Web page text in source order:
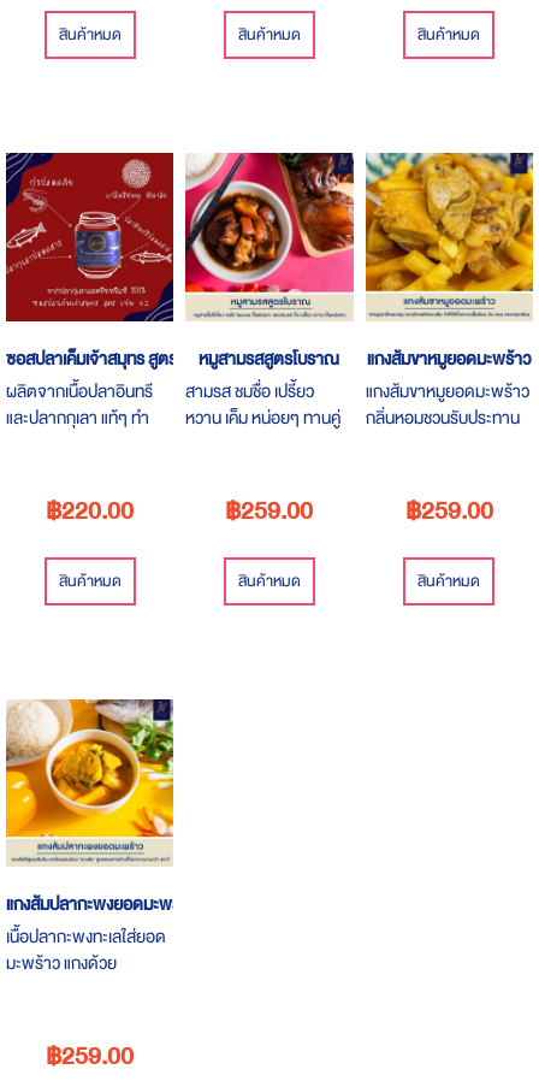
สินค้าหมด สินค้าหมด สินค้าหมด
ซอสปลาเค็มเจ้าสมุทร สูตรออริจินัล
ผลิตจากเนื้อปลาอินทรี
และปลากกุเลา แท้ๆ ทำ
รสชาติอร่อย กลมกล่อม
฿220.00
สินค้าหมด
หมูสามรสสูตรโบราณ
สามรส ชมชื่อ เปรี้ยว
หวาน เค็ม หน่อยๆ ทานคู่
น่ารับประทาน
฿259.00
สินค้าหมด
แกงส้มขาหมูยอดมะพร้าว
แกงส้มขาหมูยอดมะพร้าว
กลิ่นหอมชวนรับประทาน
หอม กลมกล่อมในน้ำแกง
฿259.00
สินค้าหมด
แกงส้มปลากะพงยอดมะพร้าว
เนื้อปลากะพงทะเลใส่ยอด
มะพร้าว แกงด้วย
ว่า 40 ปี฿259.00